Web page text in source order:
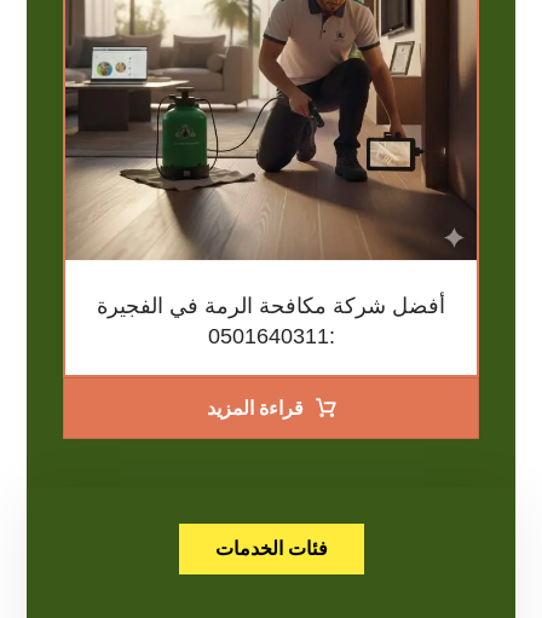
أفضل شركة مكافحة الرمة في الفجيرة
:0501640311
قراءة المزيد
فئات الخدمات